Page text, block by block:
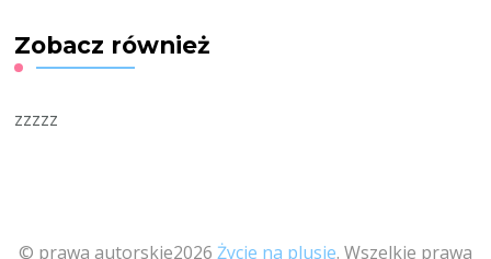
Zobacz również
zzzzz
© prawa autorskie2026 Życie na plusie. Wszelkie prawa